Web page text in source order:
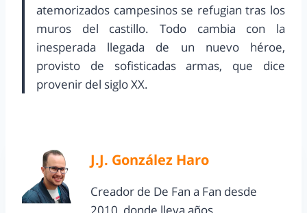
atemorizados campesinos se refugian tras los
muros del castillo. Todo cambia con la
inesperada llegada de un nuevo héroe,
provisto de sofisticadas armas, que dice
provenir del siglo XX.
J.J. González Haro
Creador de De Fan a Fan desde
2010, donde lleva años